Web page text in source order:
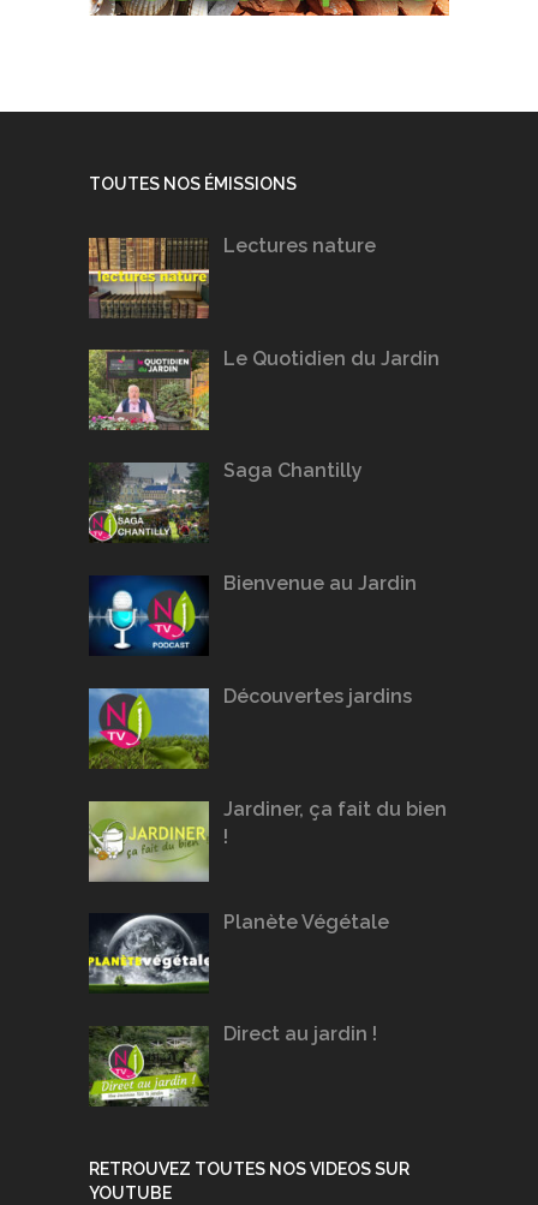
TOUTES NOS ÉMISSIONS
Lectures nature
Le Quotidien du Jardin
Saga Chantilly
Bienvenue au Jardin
Découvertes jardins
Jardiner, ça fait du bien
!
Planète Végétale
Direct au jardin !
RETROUVEZ TOUTES NOS VIDEOS SUR
YOUTUBE